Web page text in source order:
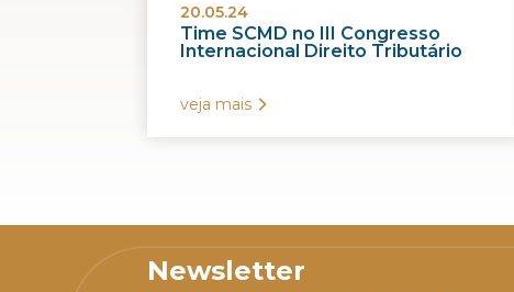
20.05.24
Time SCMD no III Congresso
Internacional Direito Tributário
veja mais
Newsletter